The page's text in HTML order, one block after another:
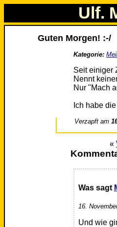
Ulf.
Guten Morgen! :-/
Kategorie:
Seit einiger
Nennt
Nur "Mach
Ich habe
Verzapft am
«
Was sagt
16.
Und wie